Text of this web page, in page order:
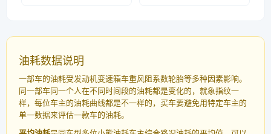
油耗数据说明
一部车的油耗受发动机变速箱车重风阻系数轮胎等多种因素影响。
同一部车同一个人在不同时间段的油耗都是变化的，就象指纹一
样，每位车主的油耗曲线都是不一样的，买车要避免用特定车主的
单一数据来评估一款车的油耗。